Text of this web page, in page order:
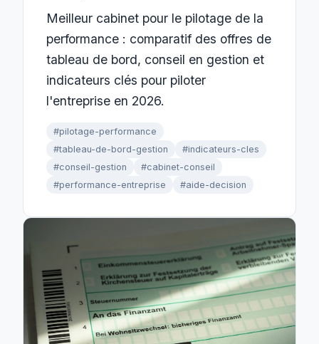
Meilleur cabinet pour le pilotage de la
performance : comparatif des offres de
tableau de bord, conseil en gestion et
indicateurs clés pour piloter
l'entreprise en 2026.
#pilotage-performance
#tableau-de-bord-gestion
#indicateurs-cles
#conseil-gestion
#cabinet-conseil
#performance-entreprise
#aide-decision